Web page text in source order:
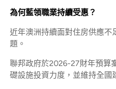
為何藍領職業持續受惠？
近年澳洲持續面對住房供應不
題。
聯邦政府於2026-27財年預算
礎設施投資力度，並維持全國